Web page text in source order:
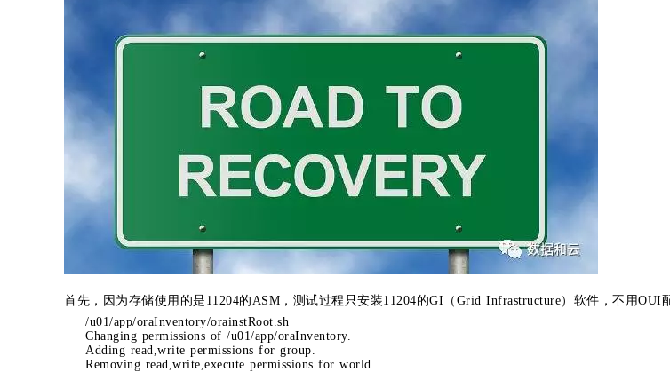
首先，因为存储使用的是11204的ASM，测试过程只安装11204的GI（Grid Infrastructure）软件，不用OUI
/u01/app/oraInventory/orainstRoot.sh
Changing permissions of /u01/app/oraInventory.
Adding read,write permissions for group.
Removing read,write,execute permissions for world.